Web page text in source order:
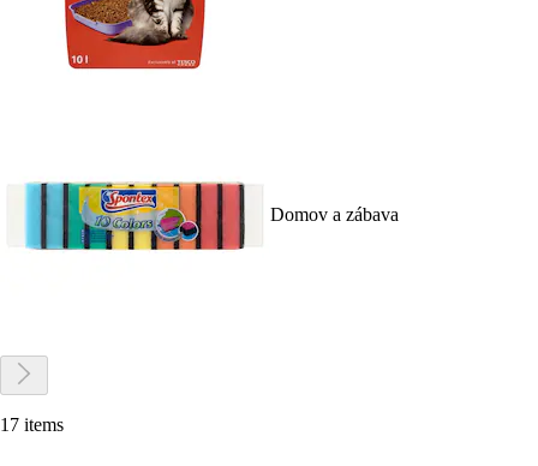
Domov a zábava
17 items